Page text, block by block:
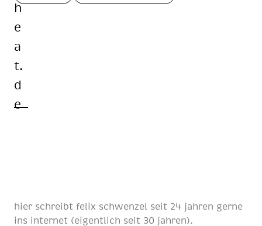
hier schreibt felix schwenzel seit 24 jahren gerne
ins internet (eigentlich seit 30 jahren).